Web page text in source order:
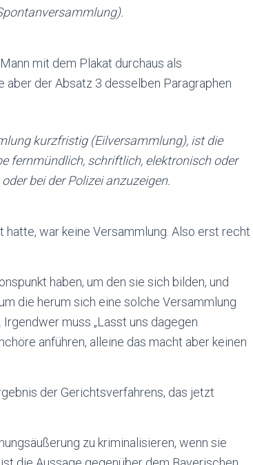
mit dem Plakat durchaus als
aber der Absatz 3 desselben Paragraphen
kurzfristig (Eilversammlung), ist die
fernmündlich, schriftlich, elektronisch oder
bei der Polizei anzuzeigen.
war keine Versammlung. Also erst recht
haben, um den sie sich bilden, und
die herum sich eine solche Versammlung
muss „Lasst uns dagegen
anführen, alleine das macht aber keinen
der Gerichtsverfahrens, das jetzt
zu kriminalisieren, wenn sie